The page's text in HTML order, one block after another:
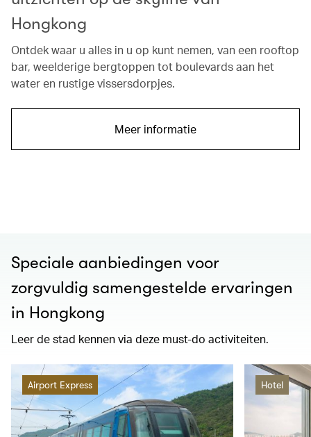
Hongkong
Ontdek waar u alles in u op kunt nemen, van een rooftop
bar, weelderige bergtoppen tot boulevards aan het
water en rustige vissersdorpjes.
Meer informatie
Speciale aanbiedingen voor
zorgvuldig samengestelde ervaringen
in Hongkong
Leer de stad kennen via deze must-do activiteiten.
Airport Express Hotel